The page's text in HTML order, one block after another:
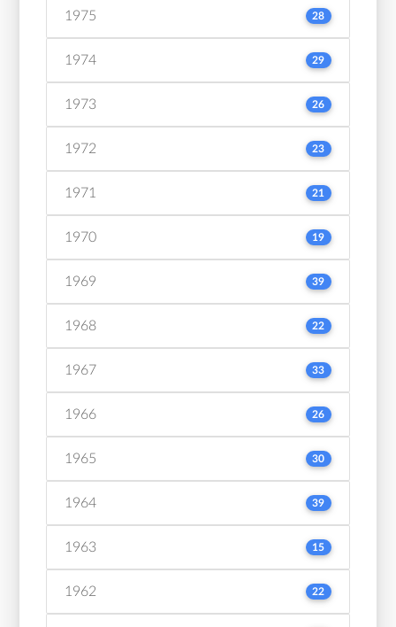
1975 28
1974 29
1973 26
1972 23
1971 21
1970 19
1969 39
1968 22
1967 33
1966 26
1965 30
1964 39
1963 15
1962 22